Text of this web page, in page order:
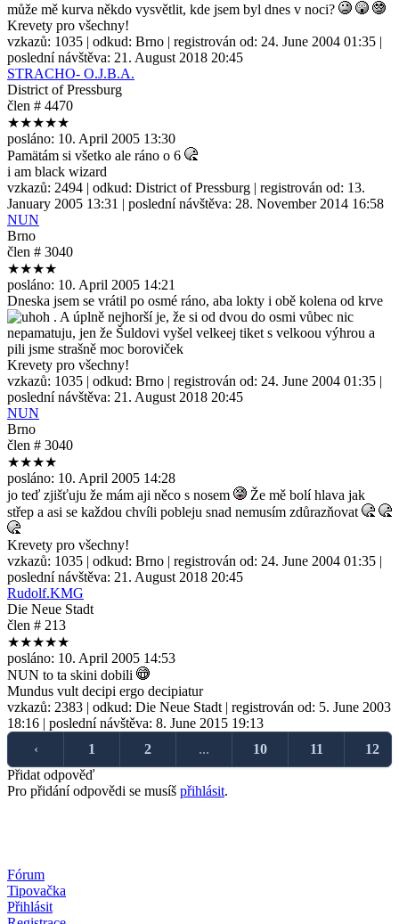
může mě kurva někdo vysvětlit, kde jsem byl dnes v noci?
Krevety pro všechny!
vzkazů: 1035 | odkud: Brno | registrován od: 24. June 2004 01:35 |
poslední návštěva: 21. August 2018 20:45
STRACHO- O.J.B.A.
District of Pressburg
člen # 4470
★★★★★
posláno: 10. April 2005 13:30
Pamätám si všetko ale ráno o 6
i am black wizard
vzkazů: 2494 | odkud: District of Pressburg | registrován od: 13.
January 2005 13:31 | poslední návštěva: 28. November 2014 16:58
NUN
Brno
člen # 3040
★★★★
posláno: 10. April 2005 14:21
Dneska jsem se vrátil po osmé ráno, aba lokty i obě kolena od krve
. A úplně nejhorší je, že si od dvou do osmi vůbec nic
nepamatuju, jen že Šuldovi vyšel velkeej tiket s velkoou výhrou a
pili jsme strašně moc boroviček
Krevety pro všechny!
vzkazů: 1035 | odkud: Brno | registrován od: 24. June 2004 01:35 |
poslední návštěva: 21. August 2018 20:45
NUN
Brno
člen # 3040
★★★★
posláno: 10. April 2005 14:28
jo teď zjišťuju že mám aji něco s nosem
Že mě bolí hlava jak
střep a asi se každou chvíli pobleju snad nemusím zdůrazňovat
Krevety pro všechny!
vzkazů: 1035 | odkud: Brno | registrován od: 24. June 2004 01:35 |
poslední návštěva: 21. August 2018 20:45
Rudolf.KMG
Die Neue Stadt
člen # 213
★★★★★
posláno: 10. April 2005 14:53
NUN to ta skini dobili
Mundus vult decipi ergo decipiatur
vzkazů: 2383 | odkud: Die Neue Stadt | registrován od: 5. June 2003
18:16 | poslední návštěva: 8. June 2015 19:13
‹
1 2 ... 10 11
12
Přidat odpověď
Pro přidání odpovědi se musíš přihlásit.
Fórum
Tipovačka
Přihlásit